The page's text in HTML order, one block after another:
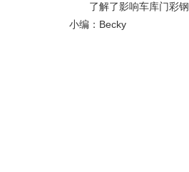
了解了影响车库门彩钢
小编：Becky